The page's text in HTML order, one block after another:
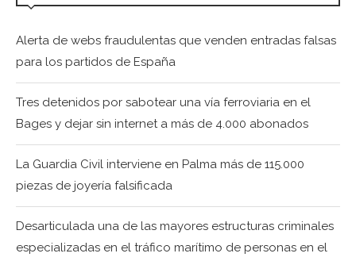
Alerta de webs fraudulentas que venden entradas falsas
para los partidos de España
Tres detenidos por sabotear una vía ferroviaria en el
Bages y dejar sin internet a más de 4.000 abonados
La Guardia Civil interviene en Palma más de 115.000
piezas de joyería falsificada
Desarticulada una de las mayores estructuras criminales
especializadas en el tráfico marítimo de personas en el